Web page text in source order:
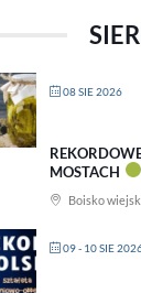
08 SIE 2026
MOSTACH
Boisko
09 - 10 SIE